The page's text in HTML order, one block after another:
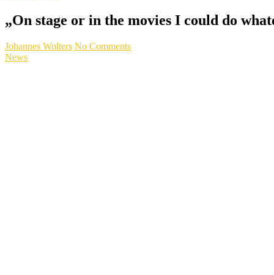
„On stage or in the movies I could do
Johannes Wolters No Comments
News